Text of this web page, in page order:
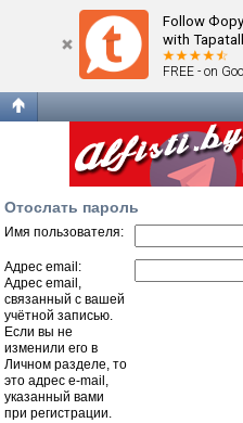
Follow
with
FREE - on
Отослать пароль
Отослать пароль
Имя пользователя:
Адрес email:
Адрес email,
связанный с вашей
учётной записью.
Если вы не
изменили его в
Личном разделе, то
это адрес e-mail,
указанный вами
при регистрации.